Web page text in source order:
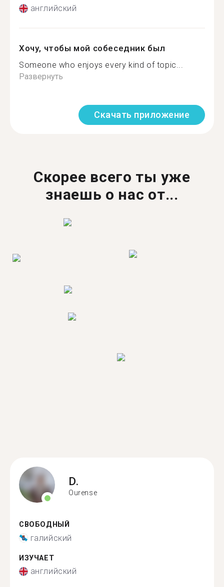
английский
Хочу, чтобы мой собеседник был
Someone who enjoys every kind of topic...
Развернуть
Скачать приложение
Скорее всего ты уже
знаешь о нас от...
D.
Ourense
СВОБОДНЫЙ
галийский
ИЗУЧАЕТ
английский